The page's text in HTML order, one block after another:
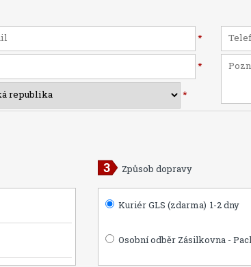
*
*
*
Způsob dopravy
Kuriér GLS (zdarma) 1-2 dny
Osobní odběr Zásilkovna -